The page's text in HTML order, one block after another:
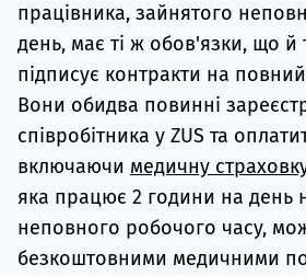
працівника, зайнятого
день, має ті ж обов'язки, що
підписує контракти на
Вони обидва повинні
співробітника у ZUS та
включаючи медичну
яка працює 2 години на день
неповного робочого часу,
безкоштовними медичними